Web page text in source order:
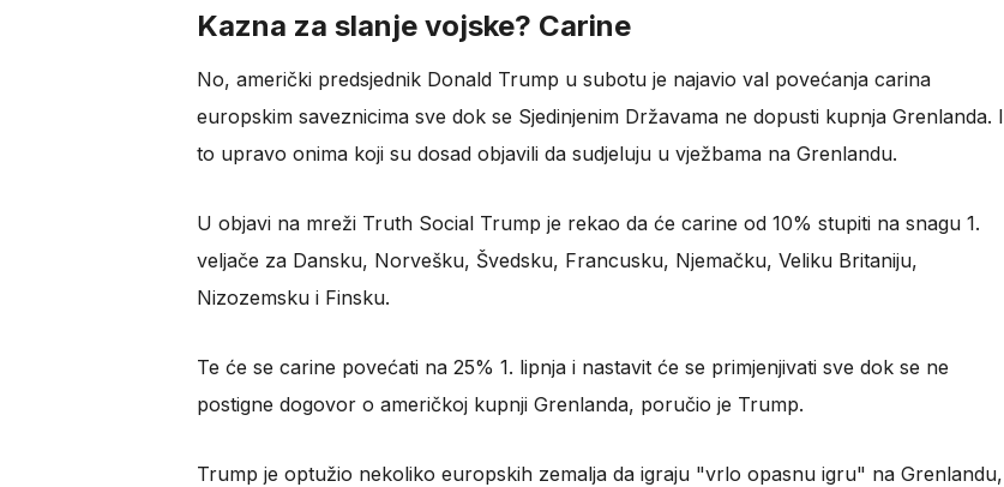
Kazna za slanje vojske? Carine
No, američki predsjednik Donald Trump u subotu je najavio val povećanja carina
europskim saveznicima sve dok se Sjedinjenim Državama ne dopusti kupnja Grenlanda. I
to upravo onima koji su dosad objavili da sudjeluju u vježbama na Grenlandu.
U objavi na mreži Truth Social Trump je rekao da će carine od 10% stupiti na snagu 1.
veljače za Dansku, Norvešku, Švedsku, Francusku, Njemačku, Veliku Britaniju,
Nizozemsku i Finsku.
Te će se carine povećati na 25% 1. lipnja i nastavit će se primjenjivati ​​sve dok se ne
postigne dogovor o američkoj kupnji Grenlanda, poručio je Trump.
Trump je optužio nekoliko europskih zemalja da igraju "vrlo opasnu igru" na Grenlandu,